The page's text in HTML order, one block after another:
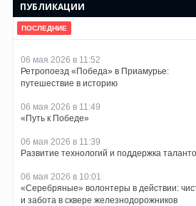
ПУБЛИКАЦИИ
ПОСЛЕДНИЕ
06 мая 2026 в 11:52
Ретропоезд «Победа» в Приамурье:
путешествие в историю
06 мая 2026 в 11:49
«Путь к Победе»
06 мая 2026 в 11:39
Развитие технологий и поддержка
06 мая 2026 в 10:01
«Серебряные» волонтеры в действии:
и забота в сквере железнодорожников